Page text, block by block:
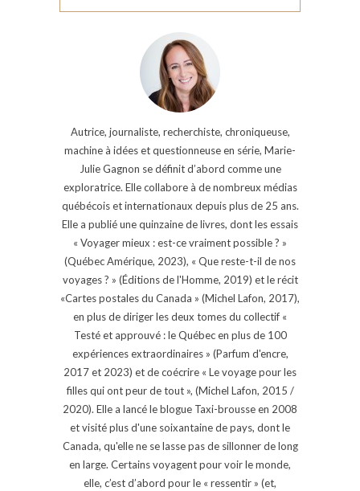
Autrice, journaliste, recherchiste, chroniqueuse,
machine à idées et questionneuse en série, Marie-
Julie Gagnon se définit d’abord comme une
exploratrice. Elle collabore à de nombreux médias
québécois et internationaux depuis plus de 25 ans.
Elle a publié une quinzaine de livres, dont les essais
« Voyager mieux : est-ce vraiment possible ? »
(Québec Amérique, 2023), « Que reste-t-il de nos
voyages ? » (Éditions de l'Homme, 2019) et le récit
«Cartes postales du Canada » (Michel Lafon, 2017),
en plus de diriger les deux tomes du collectif «
Testé et approuvé : le Québec en plus de 100
expériences extraordinaires » (Parfum d'encre,
2017 et 2023) et de coécrire « Le voyage pour les
filles qui ont peur de tout », (Michel Lafon, 2015 /
2020). Elle a lancé le blogue Taxi-brousse en 2008
et visité plus d'une soixantaine de pays, dont le
Canada, qu'elle ne se lasse pas de sillonner de long
en large. Certains voyagent pour voir le monde,
elle, c’est d’abord pour le « ressentir » (et,